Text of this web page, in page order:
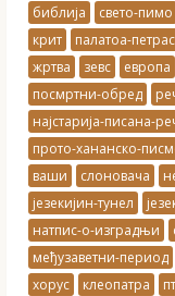
библија свето-пимо
крит
палатоа-петрас
жртва
зевс европа
посмртни-обред
најстарија-писана-
прото-хананско-
ваши
слоновача
језекијин-тунел
натпис-о-изградњи
међузаветни-период
хорус
клеопатра